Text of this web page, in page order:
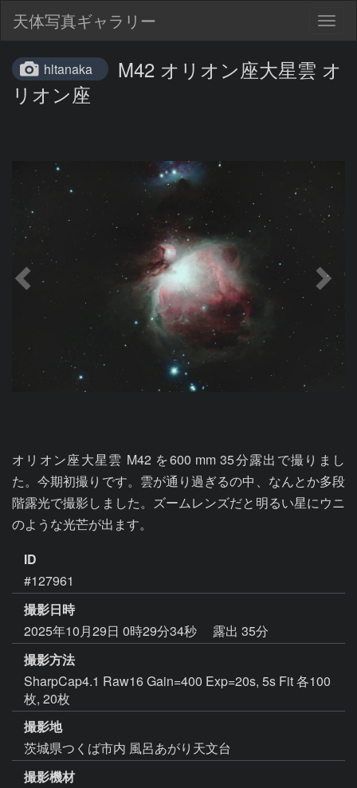
天体写真ギャラリー
hltanaka
M42 オリオン座大星雲 オ
リオン座
オリオン座大星雲 M42 を600 mm 35分露出で撮りまし
た。今期初撮りです。雲が通り過ぎるの中、なんとか多段
階露光で撮影しました。ズームレンズだと明るい星にウニ
のような光芒が出ます。
ID
#127961
撮影日時
2025年10月29日 0時29分34秒
露出 35分
撮影方法
SharpCap4.1 Raw16 Gain=400 Exp=20s, 5s Fit 各100
枚, 20枚
撮影地
茨城県つくば市内 風呂あがり天文台
撮影機材